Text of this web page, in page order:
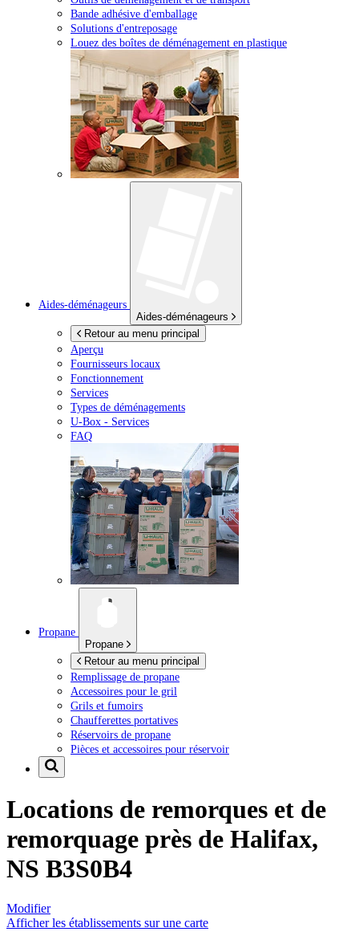
Bande adhésive d'emballage
Solutions d'entreposage
Louez des boîtes de déménagement en plastique
Aides-déménageurs
Aides-déménageurs
Retour au menu principal
Aperçu
Fournisseurs locaux
Fonctionnement
Services
Types de déménagements
U-Box - Services
FAQ
Propane
Propane
Retour au menu principal
Remplissage de propane
Accessoires pour le gril
Grils et fumoirs
Chaufferettes portatives
Réservoirs de propane
Pièces et accessoires pour réservoir
Locations de remorques et de
remorquage près de Halifax,
NS B3S0B4
Modifier
Afficher les établissements sur une carte